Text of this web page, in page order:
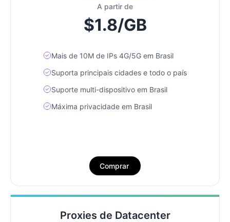
A partir de
$1.8/GB
Mais de 10M de IPs 4G/5G em Brasil
Suporta principais cidades e todo o país
Suporte multi-dispositivo em Brasil
Máxima privacidade em Brasil
Comprar
Proxies de Datacenter